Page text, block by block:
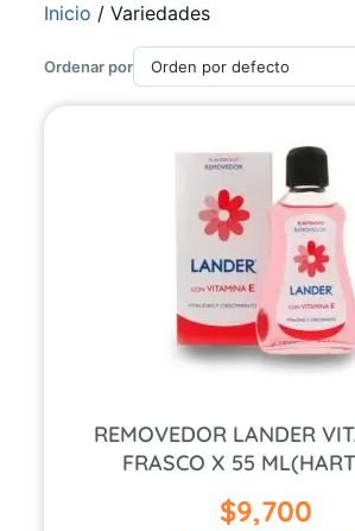
Inicio / Variedades
Ordenar por
REMOVEDOR LANDER
FRASCO X 55
$9,700